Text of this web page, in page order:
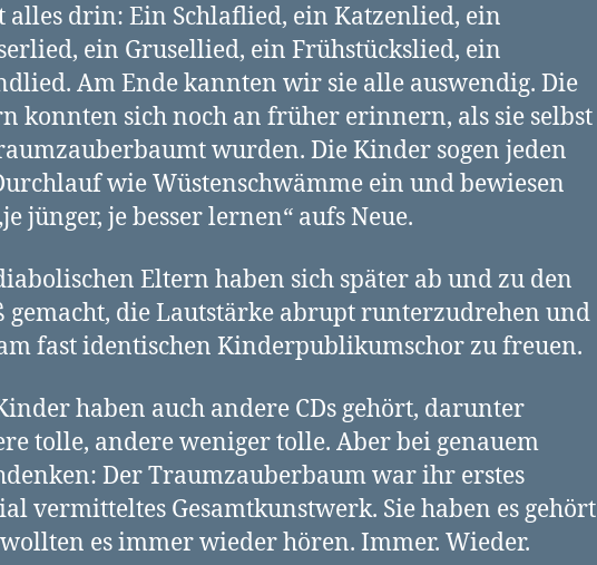
alles drin: Ein Schlaflied, ein Katzenlied, ein
ein Grusellied, ein Frühstückslied, ein
Am Ende kannten wir sie alle auswendig. Die
konnten sich noch an früher erinnern, als sie selbst
wurden. Die Kinder sogen jeden
wie Wüstenschwämme ein und bewiesen
jünger, je besser lernen“ aufs Neue.
Eltern haben sich später ab und zu den
gemacht, die Lautstärke abrupt runterzudrehen und
fast identischen Kinderpublikumschor zu freuen.
haben auch andere CDs gehört, darunter
tolle, andere weniger tolle. Aber bei genauem
Der Traumzauberbaum war ihr erstes
vermitteltes Gesamtkunstwerk. Sie haben es gehört
es immer wieder hören. Immer. Wieder.